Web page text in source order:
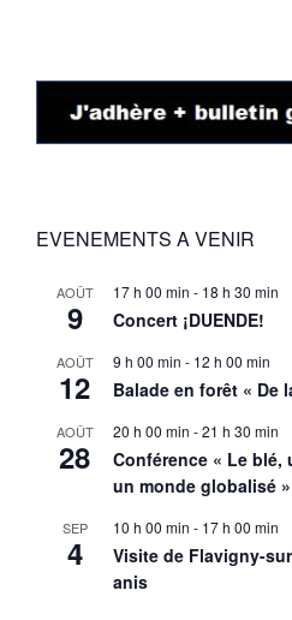
EVENEMENTS A VENIR
AOÛT
9
17 h 00 min - 18 h 30 min
Concert ¡DUENDE!
AOÛT
12
9 h 00 min - 12 h 00 min
Balade en forêt « De
AOÛT
28
20 h 00 min -21 h 30 min
Conférence « Le blé,
un monde globalisé »
SEP
4
10 h 00 min - 17 h 00 min
Visite de Flavigny-
anis